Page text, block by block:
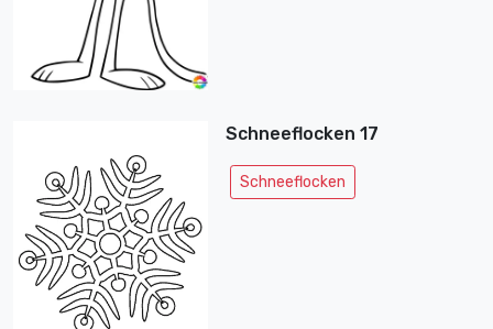
Schneeflocken 17
Schneeflocken